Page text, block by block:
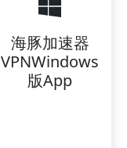
海豚加速器
VPNWindows
版App